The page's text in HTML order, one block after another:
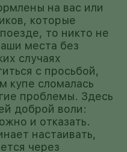
на вас или
которые
то никто не
места без
случаях
с просьбой,
купе сломалась
проблемы. Здесь
доброй воли:
и отказать.
настаивать,
через